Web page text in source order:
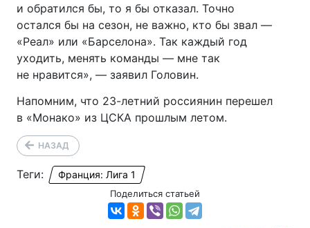
и обратился бы, то я бы отказал. Точно
остался бы на сезон, не важно, кто бы звал —
«Реал» или «Барселона». Так каждый год
уходить, менять команды — мне так
не нравится», — заявил Головин.
Напомним, что 23-летний россиянин перешел
в «Монако» из ЦСКА прошлым летом.
НАЗАД
Теги: Франция: Лига 1
Поделиться статьей